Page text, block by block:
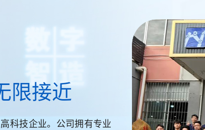
限接近
科技企业。公司拥有专业